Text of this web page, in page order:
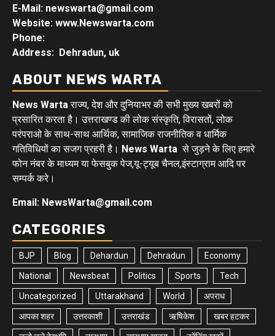
E-Mail: newswarta@gmail.com
Website: www.Newswarta.com
Phone:
Address: Dehradun, uk
ABOUT NEWS WARTA
News Wartaराज्य, देश और दुनियाभर की सभी मुख्य खबरों को
प्रसारित करता है। उत्तराखण्ड की लोक संस्कृति, विरासतों, लोक
परंपराओ के साथ-साथ आर्थिक, सामाजिक राजनीतिक व धार्मिक
गतिविधियों का सजग प्रहरी है। News Warta से जुड़ने के लिए हमारे
फोन नंबर के माध्यम या फेसबुक पेज,यू-ट्यूब चैनल,इंस्टाग्राम आदि पर
सम्पर्क करे।
Email: NewsWarta@gmail.com
CATEGORIES
BJP Blog Dehardun Dehradun Economy
National Newsbeat Politics Sports Tech
Uncategorized Uttarakhand World अपराध
आपका शहर उत्तरकाशी उत्तराखंड ऋषिकेश खबर हटकर